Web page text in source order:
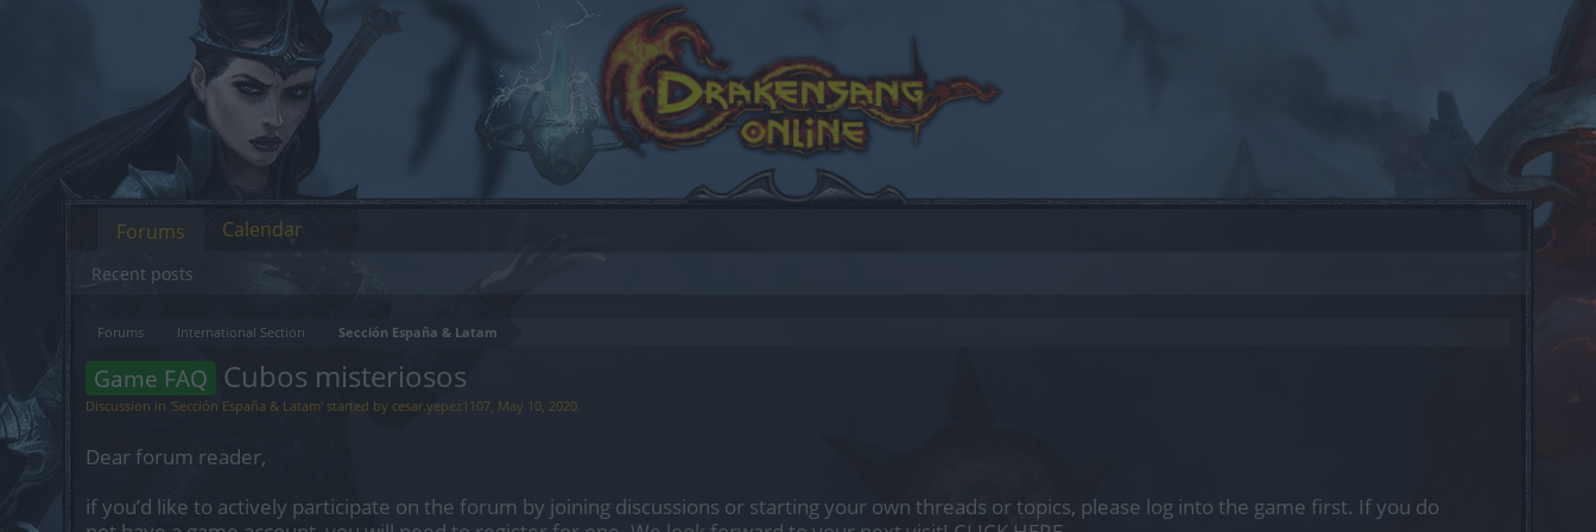
Forums International Section Sección España & Latam
Game FAQ Cubos misteriosos
Discussion in 'Sección España & Latam' started by cesar.yepez1107, May 10, 2020.
Dear forum reader,
if you’d like to actively participate on the forum by joining discussions or starting your own threads or topics, please log into the game first. If you do
Forums
Recent posts
Calendar